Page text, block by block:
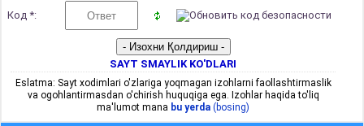
Код *:
SAYT SMAYLIK KO'DLARI
Eslatma: Sayt xodimlari o'zlariga yoqmagan izohlarni faollashtirmaslik
va ogohlantirmasdan o'chirish huquqiga ega. Izohlar haqida to'liq
ma'lumot mana bu yerda (bosing)